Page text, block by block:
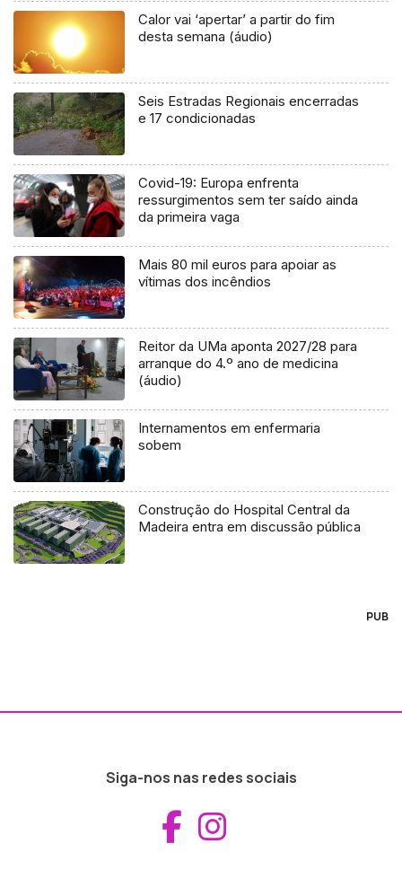
Calor vai ‘apertar’ a partir do fim
desta semana (áudio)
Seis Estradas Regionais encerradas
e 17 condicionadas
Covid-19: Europa enfrenta
ressurgimentos sem ter saído ainda
da primeira vaga
Mais 80 mil euros para apoiar as
vítimas dos incêndios
Reitor da UMa aponta 2027/28 para
arranque do 4.º ano de medicina
(áudio)
Internamentos em enfermaria
sobem
Construção do Hospital Central da
Madeira entra em discussão pública
PUB
Siga-nos nas redes sociais
Aceder ao